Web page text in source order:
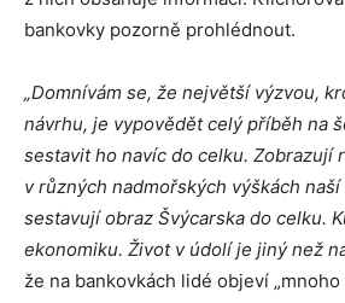
bankovky pozorně prohlédnout.
„Domnívám se, že největší výzvou,
návrhu, je vypovědět celý příběh na
sestavit ho navíc do celku. Zobrazují
v různých nadmořských výškách
sestavují obraz Švýcarska do celku.
ekonomiku. Život v údolí je jiný než
že na bankovkách lidé objeví „mnoho